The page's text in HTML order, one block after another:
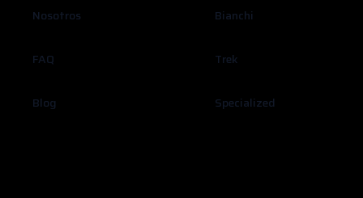
Nosotros
FAQ
Blog
Bianchi
Trek
Specialized